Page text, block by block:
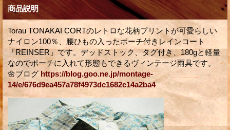
商品説明
Torau TONAKAI CORTのレトロな花柄プリントが可愛らしい
ナイロン100％、腰ひもの入ったポーチ付きレインコート
「REINSER」です。デッドストック、タグ付き、180gと軽量
なのでポーチに入れて形態もできるヴィンテージ雨具です。
🌼ブログ https://blog.goo.ne.jp/montage-
14/e/676d9ea457a78f4973dc1682c14a2ba4